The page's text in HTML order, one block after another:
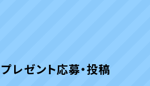
プレゼント応募・投稿